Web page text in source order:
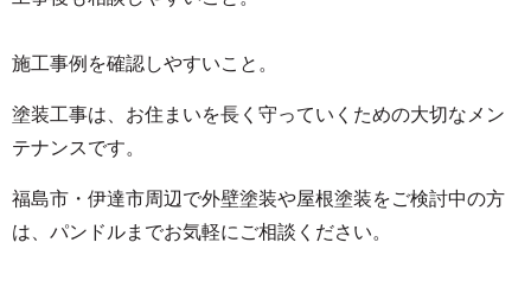
施工事例を確認しやすいこと。
塗装工事は、お住まいを長く守っていくための大切なメン
テナンスです。
福島市・伊達市周辺で外壁塗装や屋根塗装をご検討中の方
は、パンドルまでお気軽にご相談ください。